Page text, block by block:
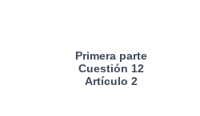
Primera parte
Cuestión 12
Artículo 2